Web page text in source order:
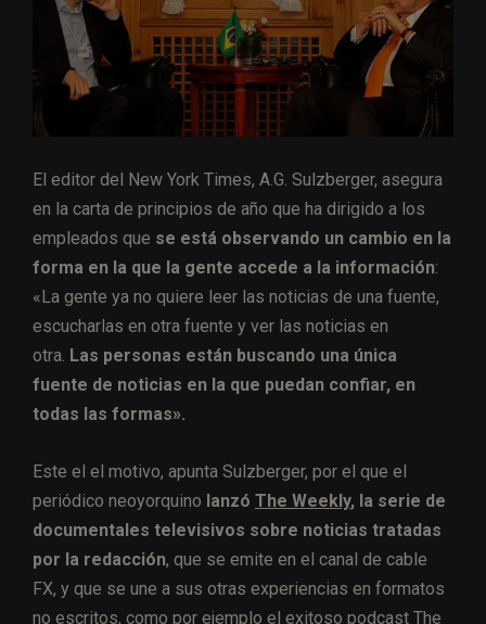
El editor del New York Times, A.G. Sulzberger, asegura
en la carta de principios de año que ha dirigido a los
empleados que se está observando un cambio en la
forma en la que la gente accede a la información:
«La gente ya no quiere leer las noticias de una fuente,
escucharlas en otra fuente y ver las noticias en
otra. Las personas están buscando una única
fuente de noticias en la que puedan confiar, en
todas las formas».
Este el el motivo, apunta Sulzberger, por el que el
periódico neoyorquino lanzó The Weekly, la serie de
documentales televisivos sobre noticias tratadas
por la redacción, que se emite en el canal de cable
FX, y que se une a sus otras experiencias en formatos
no escritos, como por ejemplo el exitoso podcast The